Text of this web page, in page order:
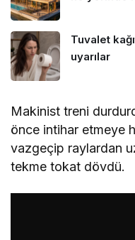
Tuvalet
uyarılar
Makinist treni
önce intihar etmeye
vazgeçip raylardan
tekme tokat dövdü.